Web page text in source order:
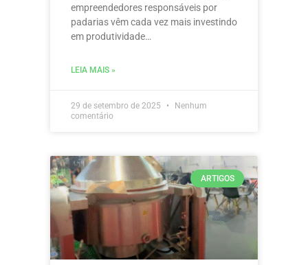
empreendedores responsáveis por
padarias vêm cada vez mais investindo
em produtividade…
LEIA MAIS »
29 de setembro de 2025
Nenhum
comentário
ARTIGOS